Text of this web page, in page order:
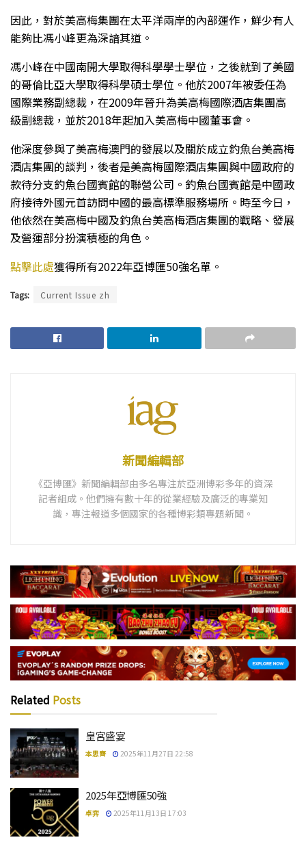
因此，對於美高梅集團在太平洋兩岸的內部運作，鮮少有人
能夠比馮小峰更為深諳其道。
馮小峰在中國南開大學取得科學學士學位，之後就到了美國
的哥倫比亞大學取得科學碩士學位。他於2007年被委任為
國際業務副總裁，在2009年晉升為美高梅國際酒店集團高
級副總裁，並於2018年起加入美高梅中國董事會。
他深度參與了美高梅澳門的發展以及關於成立釣魚台美高梅
酒店集團的談判，後者是美高梅國際酒店集團與中國政府的
款待分支釣魚台國賓館的聯營公司。釣魚台國賓館是中國政
府接待外國元首訪問中國的最高標準服務場所。時至今日，
他依然在美高梅中國及釣魚台美高梅酒店集團的戰略、發展
及營運部分扮演積極的角色。
點擊此處獲得所有2022年亞博匯50強名單。
Tags: Current Issue zh
新聞編輯部
《亞博匯》新聞編輯部由多名專注於亞洲博彩多年的資深
記者組成。他們擁有數十年的從業經驗及廣泛的專業知
識，專注報道多個國家的各種博彩類專題新聞。
Related Posts
皇宮盛宴
本思齊 2025年11月27日 22:58
2025年亞博匯50強
卓弈 2025年11月13日 17:03